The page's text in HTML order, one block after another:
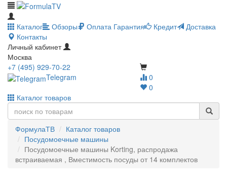
Каталог Обзоры Оплата Гарантия Кредит
Доставка
Контакты
Личный кабинет
Москва
0
0
+7 (495) 929-70-22
Telegram
Каталог товаров
ФормулаТВ
Каталог товаров
Посудомоечные машины
Посудомоечные машины Korting, распродажа
встраиваемая , Вместимость посуды от 14 комплектов